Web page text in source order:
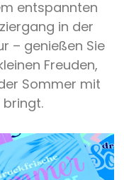
entspannten
in der
– genießen Sie
Freuden,
Sommer mit
bringt.